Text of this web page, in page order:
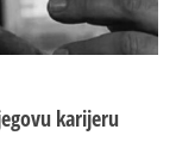
karijeru